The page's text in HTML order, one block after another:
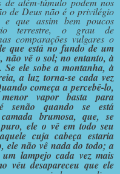
de Deus não é o privilégio
e que assim bem poucos
terrestre, o grau de
comparações vulgares o
que está no fundo de um
não vê o sol; no entanto, à
ele sobe a montanha, à
a luz torna-se cada vez
começa a percebê-lo,
vapor basta para
senão quando se está
brumosa, que, se
ele o vê em todo seu
cuja cabeça estaria
ele não vê nada do todo; a
lampejo cada vez mais
véu desapareceu que ele